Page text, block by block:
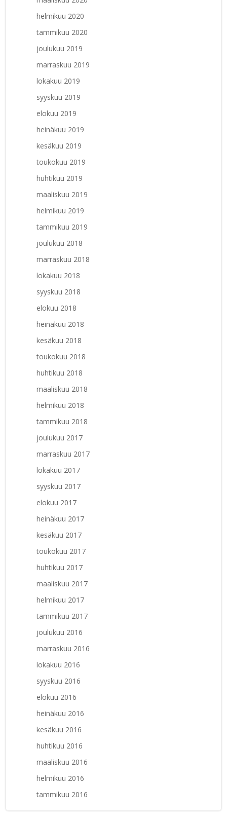
helmikuu 2020
tammikuu 2020
joulukuu 2019
marraskuu 2019
lokakuu 2019
syyskuu 2019
elokuu 2019
heinäkuu 2019
kesäkuu 2019
toukokuu 2019
huhtikuu 2019
maaliskuu 2019
helmikuu 2019
tammikuu 2019
joulukuu 2018
marraskuu 2018
lokakuu 2018
syyskuu 2018
elokuu 2018
heinäkuu 2018
kesäkuu 2018
toukokuu 2018
huhtikuu 2018
maaliskuu 2018
helmikuu 2018
tammikuu 2018
joulukuu 2017
marraskuu 2017
lokakuu 2017
syyskuu 2017
elokuu 2017
heinäkuu 2017
kesäkuu 2017
toukokuu 2017
huhtikuu 2017
maaliskuu 2017
helmikuu 2017
tammikuu 2017
joulukuu 2016
marraskuu 2016
lokakuu 2016
syyskuu 2016
elokuu 2016
heinäkuu 2016
kesäkuu 2016
huhtikuu 2016
maaliskuu 2016
helmikuu 2016
tammikuu 2016